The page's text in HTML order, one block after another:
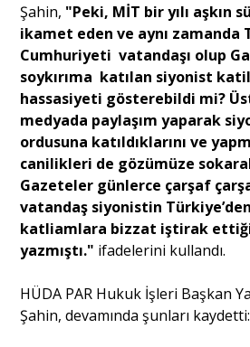
Şahin, "Peki, MİT bir yılı aşkın
ikamet eden ve aynı zamanda
Cumhuriyeti vatandaşı olup
soykırıma katılan siyonist
hassasiyeti gösterebildi mi?
medyada paylaşım yaparak
ordusuna katıldıklarını ve
canilikleri de gözümüze
Gazeteler günlerce çarşaf
vatandaş siyonistin
katliamlara bizzat iştirak
yazmıştı." ifadelerini kullandı.
HÜDA PAR Hukuk İşleri Başkan
Şahin, devamında şunları kaydetti: